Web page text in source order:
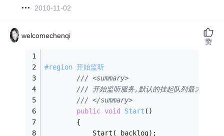
2010-11-02
welcomechenqi
#region 开始监听
/// <summary>
/// 开始监听服务,默认的挂起队列最大长度
/// </summary>
public void Start ()
        {
            Start(_backlog);
赞